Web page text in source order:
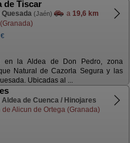
de Tiscar
Quesada (Jaén) a 19,6 km
en la Aldea de Don Pedro, zona
Natural de Cazorla Segura y las
Ubicadas al ...
Aldea de Cuenca / Hinojares
de Alicun de Ortega (Granada)